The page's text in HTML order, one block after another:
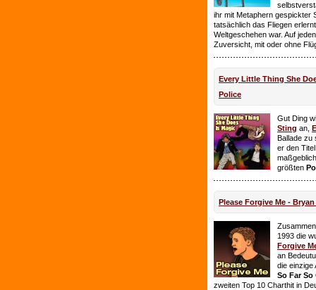
ihr mit Metaphern gespickter
tatsächlich das Fliegen
Weltgeschehen war. Auf
Zuversicht, mit oder ohne
Every Little Thing She
Police
Gut Ding
Sting an,
Ballade zu
er den
größten
Please Forgive Me -
1993 die
Forgive
an
die einzige
So Far So
zweiten Top 10 Charthit in